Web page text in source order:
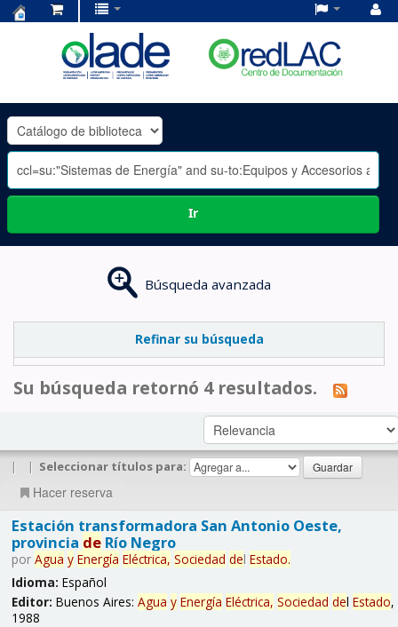
OLADE
-
Ir
Búsqueda avanzada
Refinar su búsqueda
Su búsqueda retornó 4 resultados.
| | Seleccionar títulos para:
Hacer reserva
Estación transformadora San Antonio Oeste,
provincia deRío Negro
por Agua y Energía Eléctrica, Sociedad del Estado.
Idioma: Español
Editor: Buenos Aires: Agua y Energía Eléctrica, Sociedad del Estado,
1988